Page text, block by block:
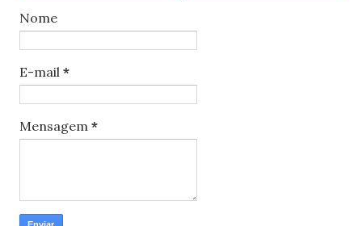
Nome
E-mail *
Mensagem *